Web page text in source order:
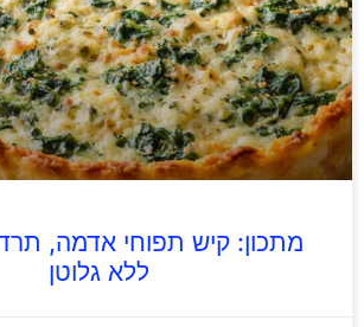
מתכון: קיש תפוחי אדמה,
ללא גלוטן